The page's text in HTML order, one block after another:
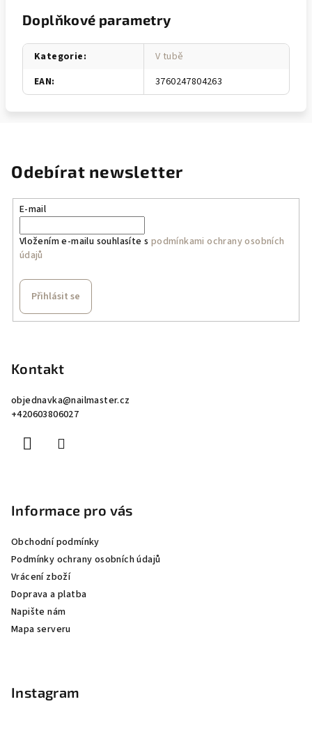
Doplňkové parametry
Kategorie:
V tubě
EAN: 3760247804263
Odebírat newsletter
E-mail
Vložením e-mailu souhlasíte s podmínkami ochrany osobních
údajů
Přihlásit se
Kontakt
objednavka@nailmaster.cz
+420603806027
Informace pro vás
Obchodní podmínky
Podmínky ochrany osobních údajů
Vrácení zboží
Doprava a platba
Napište nám
Mapa serveru
Instagram